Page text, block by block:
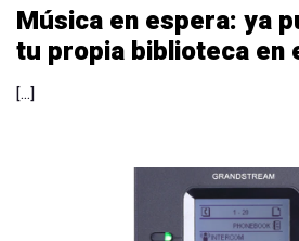
Música en espera: ya
tu propia biblioteca en
[…]